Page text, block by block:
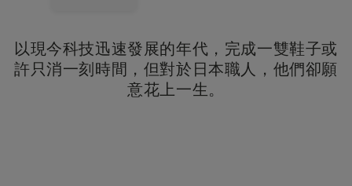
以現今科技迅速發展的年代，完成一雙鞋子或
許只消一刻時間，但對於日本職人，他們卻願
意花上一生。